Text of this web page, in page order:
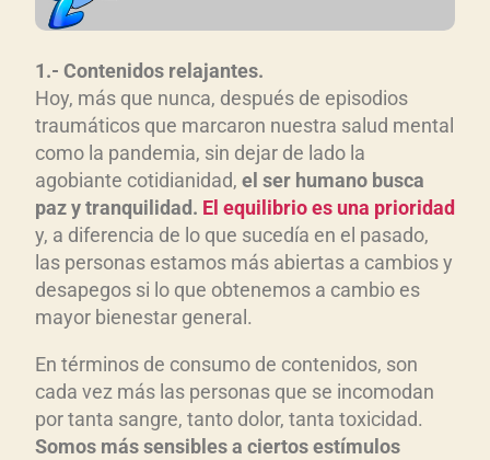
1.- Contenidos relajantes.
Hoy, más que nunca, después de episodios
traumáticos que marcaron nuestra salud mental
como la pandemia, sin dejar de lado la
agobiante cotidianidad, el ser humano busca
paz y tranquilidad. El equilibrio es una prioridad
y, a diferencia de lo que sucedía en el pasado,
las personas estamos más abiertas a cambios y
desapegos si lo que obtenemos a cambio es
mayor bienestar general.
En términos de consumo de contenidos, son
cada vez más las personas que se incomodan
por tanta sangre, tanto dolor, tanta toxicidad.
Somos más sensibles a ciertos estímulos